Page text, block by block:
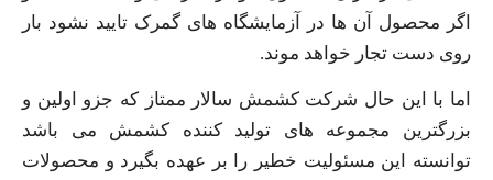
اگر محصول آن ها در آزمایشگاه‌ های گمرک تایید نشود بار
روی دست تجار خواهد موند.
اما با این حال شرکت کشمش سالار ممتاز که جزو اولین و
بزرگترین مجموعه‌ های تولید کننده کشمش می‌ باشد
توانسته این مسئولیت خطیر را بر عهده بگیرد و محصولات